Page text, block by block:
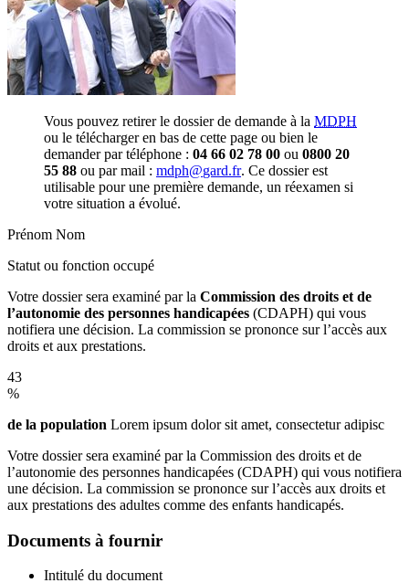
Vous pouvez retirer le dossier de demande à la MDPH
ou le télécharger en bas de cette page ou bien le
demander par téléphone : 04 66 02 78 00 ou 0800 20
55 88 ou par mail : mdph@gard.fr. Ce dossier est
utilisable pour une première demande, un réexamen si
votre situation a évolué.
Prénom Nom
Statut ou fonction occupé
Votre dossier sera examiné par la Commission des droits et de
l’autonomie des personnes handicapées (CDAPH) qui vous
notifiera une décision. La commission se prononce sur l’accès aux
droits et aux prestations.
43
%
de la population Lorem ipsum dolor sit amet, consectetur adipisc
Votre dossier sera examiné par la Commission des droits et de
l’autonomie des personnes handicapées (CDAPH) qui vous notifiera
une décision. La commission se prononce sur l’accès aux droits et
aux prestations des adultes comme des enfants handicapés.
Documents à fournir
Intitulé du document